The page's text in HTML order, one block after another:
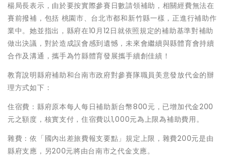
楊局長表示，由於要按實際參賽日數請領補助，相關經費無法在
賽前撥補，包括 桃園市、台北市都和新竹縣一樣，正進行補助作
業中。她並指出，縣府在10月12日就依照規定的補助基準對補助
做出決議，對於造成誤會感到遺憾，未來會繼續與縣體育會持續
合作及溝通，攜手為竹縣體育發展攜手續創佳績！
教育說明縣府補助和台南市政府對參賽隊職員美意發放代金的辦
理方式如下：
住宿費：縣府原本每人每日補助新台幣800元，已增加代金200
元之額度，核實支付，住宿費以1,000元為上限為補助費用。
雜費：依「國內出差旅費報支要點」規定上限，雜費200元是由
縣府支應，另200元將由台南市之代金支應。